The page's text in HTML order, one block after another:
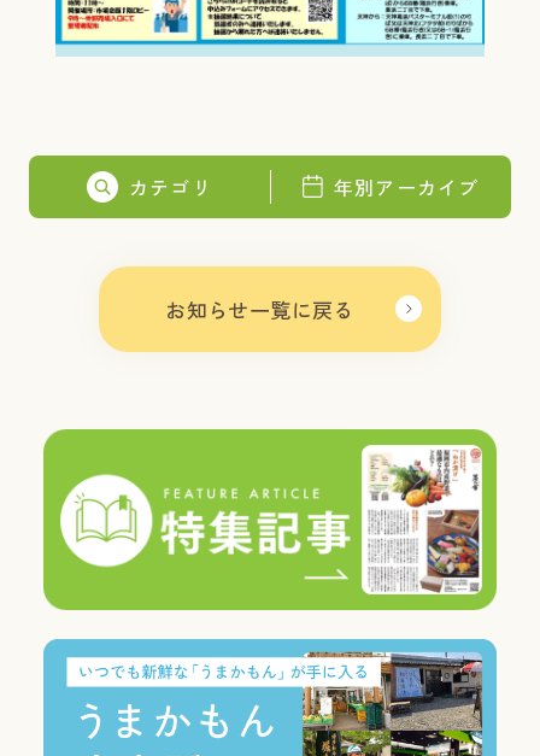
お知らせ一覧に戻る
カテゴリ 年別アーカイブ